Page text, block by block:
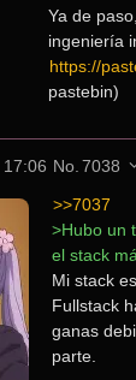
Ya de
https://
pastebin)
No. 7038
>>7037
>Hubo un
el stack
Mi stack
Fullstack
ganas
parte.